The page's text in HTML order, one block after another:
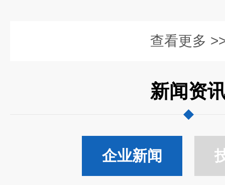
查看更多
新闻资
企业新闻